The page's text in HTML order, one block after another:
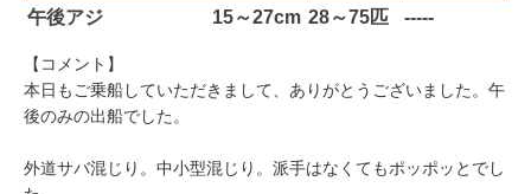
午後アジ
15～27cm 28～75匹 -----
【コメント】
本日もご乗船していただきまして、ありがとうございました。午
後のみの出船でした。
外道サバ混じり。中小型混じり。派手はなくてもポッポッとでし